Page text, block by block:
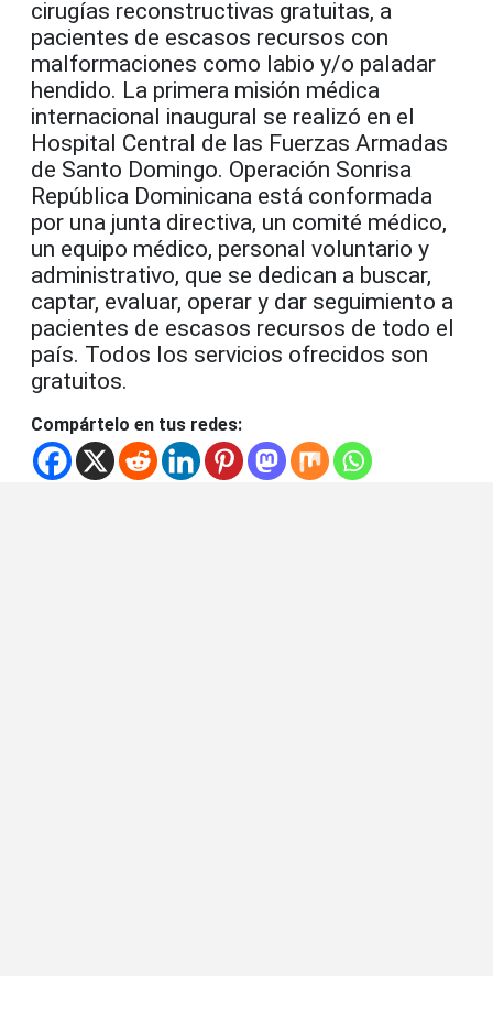
cirugías reconstructivas gratuitas, a
pacientes de escasos recursos con
malformaciones como labio y/o paladar
hendido. La primera misión médica
internacional inaugural se realizó en el
Hospital Central de las Fuerzas Armadas
de Santo Domingo. Operación Sonrisa
República Dominicana está conformada
por una junta directiva, un comité médico,
un equipo médico, personal voluntario y
administrativo, que se dedican a buscar,
captar, evaluar, operar y dar seguimiento a
pacientes de escasos recursos de todo el
país. Todos los servicios ofrecidos son
gratuitos.
Compártelo en tus redes: